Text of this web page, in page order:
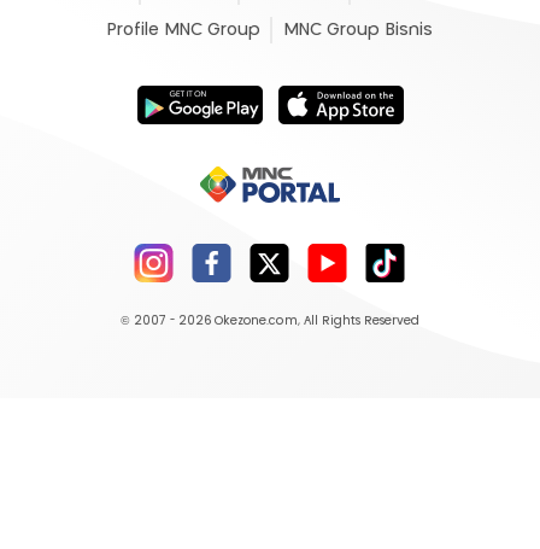
Profile MNC Group MNC Group Bisnis
© 2007 - 2026 Okezone.com, All Rights Reserved